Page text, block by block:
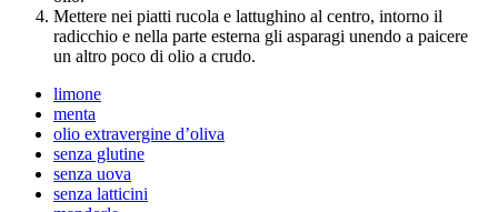
Mettere nei piatti rucola e lattughino al centro, intorno il
radicchio e nella parte esterna gli asparagi unendo a paicere
un altro poco di olio a crudo.
limone
menta
olio extravergine d’oliva
senza glutine
senza uova
senza latticini